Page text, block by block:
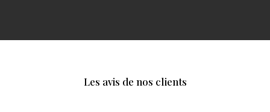
Les avis de nos clients